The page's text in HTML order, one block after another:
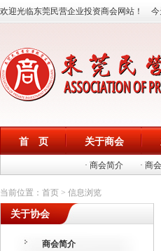
欢迎光临东莞民营企业投资商会网站！ 今
首 页 关于商会
· 商会简介 · 商
当前位置：首页 > 信息浏览
关于协会
商会简介